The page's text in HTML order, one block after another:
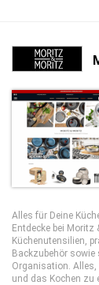
Alles für Deine
Entdecke bei
Küchenutensilien,
Backzubehör
Organisation.
und das Kochen zu